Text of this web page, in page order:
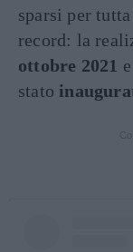
sparsi per
record: la
ottobre 2021
stato